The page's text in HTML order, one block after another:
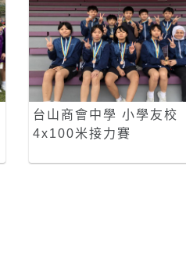
台山商會中學 小學友校
4x100米接力賽